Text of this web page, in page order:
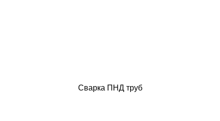
Сварка ПНД труб